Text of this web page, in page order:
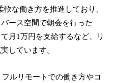
な働き方を推進しており、
ース空間で朝会を行った
月1万円を支給するなど、リ
しています。
ルリモートでの働き方やコ